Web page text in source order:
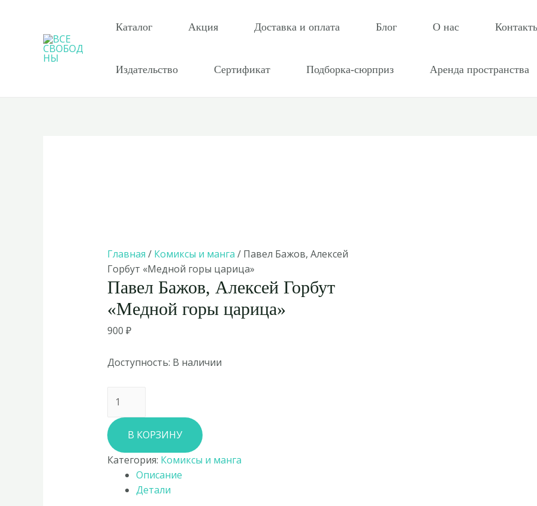
содержимому
Каталог Акция Доставка и оплата Блог О нас
Издательство Сертификат Подборка-сюрприз Аренда пространства
Главная / Комиксы и манга / Павел Бажов, Алексей
Горбут «Медной горы царица»
Павел Бажов, Алексей Горбут
«Медной горы царица»
900 ₽
Доступность: В наличии
товара
Павел
Бажов,
Алексей
Горбут
«Медной
В КОРЗИНУ
Категория: Комиксы и манга
Описание
Детали